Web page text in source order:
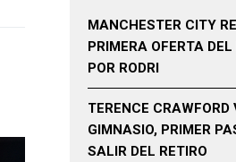
MANCHESTER CITY
PRIMERA OFERTA
POR RODRI
TERENCE CRAWFORD
GIMNASIO, PRIMER
SALIR DEL RETIRO